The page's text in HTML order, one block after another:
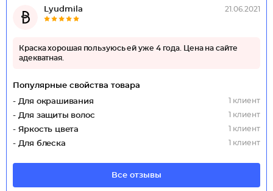
Lyudmila 21.06.2021
Краска хорошая пользуюсь ей уже 4 года. Цена на сайте
адекватная.
Популярные свойства товара
- Для окрашивания
1 клиент
- Для защиты волос 1 клиент
- Яркость цвета 1 клиент
- Для блеска 1 клиент
Все отзывы